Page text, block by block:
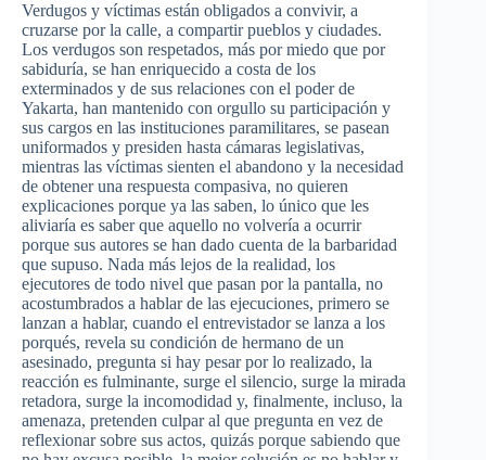
Verdugos y víctimas están obligados a convivir, a
cruzarse por la calle, a compartir pueblos y ciudades.
Los verdugos son respetados, más por miedo que por
sabiduría, se han enriquecido a costa de los
exterminados y de sus relaciones con el poder de
Yakarta, han mantenido con orgullo su participación y
sus cargos en las instituciones paramilitares, se pasean
uniformados y presiden hasta cámaras legislativas,
mientras las víctimas sienten el abandono y la necesidad
de obtener una respuesta compasiva, no quieren
explicaciones porque ya las saben, lo único que les
aliviaría es saber que aquello no volvería a ocurrir
porque sus autores se han dado cuenta de la barbaridad
que supuso. Nada más lejos de la realidad, los
ejecutores de todo nivel que pasan por la pantalla, no
acostumbrados a hablar de las ejecuciones, primero se
lanzan a hablar, cuando el entrevistador se lanza a los
porqués, revela su condición de hermano de un
asesinado, pregunta si hay pesar por lo realizado, la
reacción es fulminante, surge el silencio, surge la mirada
retadora, surge la incomodidad y, finalmente, incluso, la
amenaza, pretenden culpar al que pregunta en vez de
reflexionar sobre sus actos, quizás porque sabiendo que